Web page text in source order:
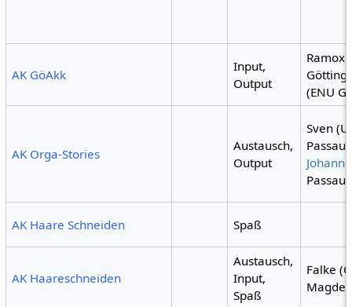
AK GöAkk
Input,
Output
Ramox
(ENU
AK Orga-Stories
Austausch,
Output
Sven
Passau)
AK Haare Schneiden Spaß
AK Haareschneiden
Austausch,
Input,
Spaß
Falke